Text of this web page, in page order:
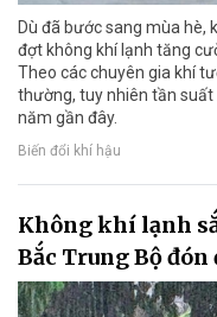
Dù đã bước sang mùa hè,
đợt không khí lạnh tăng
Theo các chuyên gia khí
thường, tuy nhiên tần suất
năm gần đây.
Biến đổi khí hậu
Không khí lạnh
Bắc Trung Bộ